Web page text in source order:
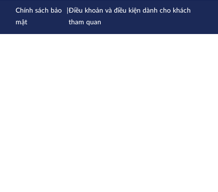
Chính sách bảo
mật
|Điều khoản và điều kiện dành cho khách
tham quan